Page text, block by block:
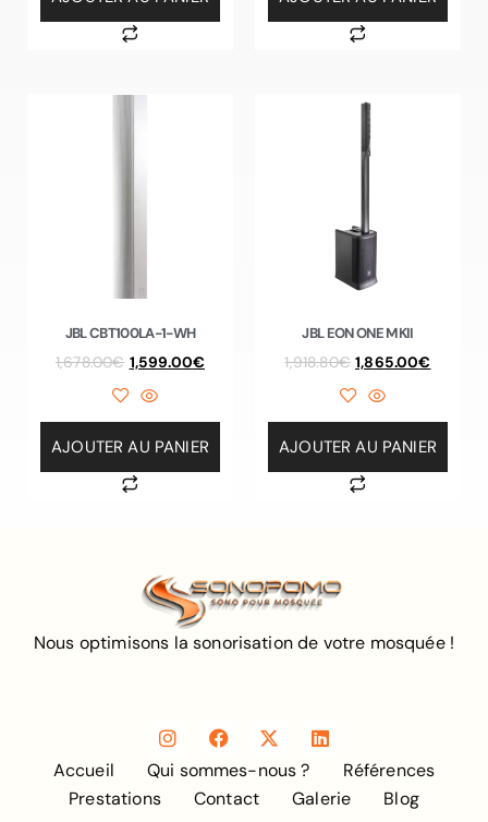
JBL CBT100LA-1-WH
1,678.00€ 1,599.00€
AJOUTER AU PANIER
JBL EON ONE MKII
1,918.80€ 1,865.00€
AJOUTER AU PANIER
Nous optimisons la sonorisation de votre mosquée !
Accueil Qui sommes-nous ?
Références
Prestations
Contact Galerie Blog